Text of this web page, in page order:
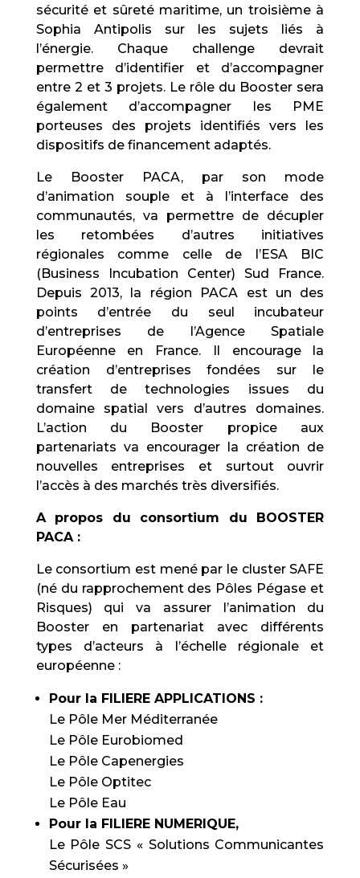
sécurité et sûreté maritime, un troisième à
Sophia Antipolis sur les sujets liés à
l’énergie. Chaque challenge devrait
permettre d’identifier et d’accompagner
entre 2 et 3 projets. Le rôle du Booster sera
également d’accompagner les PME
porteuses des projets identifiés vers les
dispositifs de financement adaptés.
Le Booster PACA, par son mode
d’animation souple et à l’interface des
communautés, va permettre de décupler
les retombées d’autres initiatives
régionales comme celle de l’ESA BIC
(Business Incubation Center) Sud France.
Depuis 2013, la région PACA est un des
points d’entrée du seul incubateur
d’entreprises de l’Agence Spatiale
Européenne en France. Il encourage la
création d’entreprises fondées sur le
transfert de technologies issues du
domaine spatial vers d’autres domaines.
L’action du Booster propice aux
partenariats va encourager la création de
nouvelles entreprises et surtout ouvrir
l’accès à des marchés très diversifiés.
A propos du consortium du BOOSTER
PACA :
Le consortium est mené par le cluster SAFE
(né du rapprochement des Pôles Pégase et
Risques) qui va assurer l’animation du
Booster en partenariat avec différents
types d’acteurs à l’échelle régionale et
européenne :
Pour la FILIERE APPLICATIONS :
Le Pôle Mer Méditerranée
Le Pôle Eurobiomed
Le Pôle Capenergies
Le Pôle Optitec
Le Pôle Eau
Pour la FILIERE NUMERIQUE,
Le Pôle SCS « Solutions Communicantes
Sécurisées »